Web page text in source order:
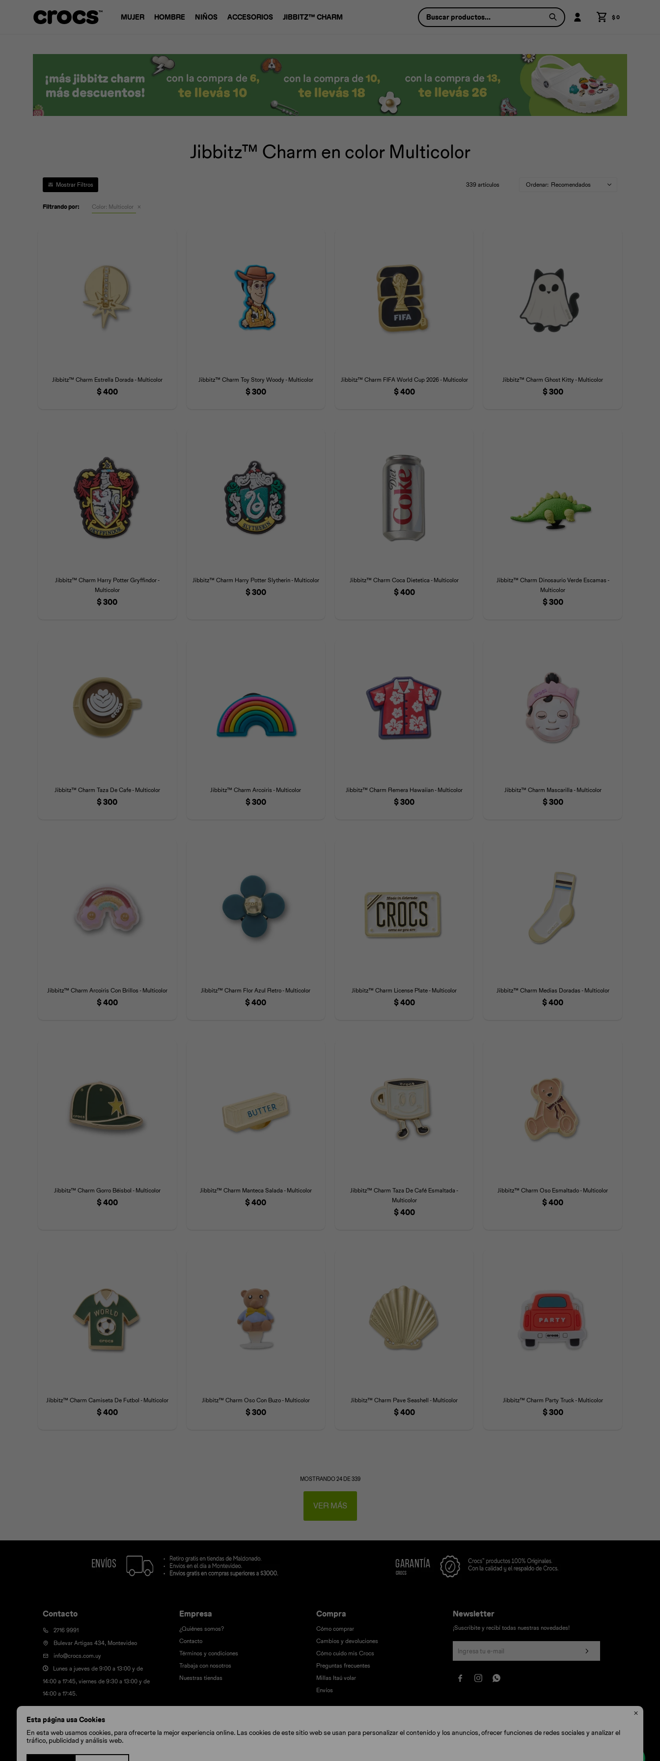

Esta página usa Cookies
En esta web usamos cookies, para ofrecerte la mejor experiencia online. Las cookies de este sitio web se usan para personalizar el contenido y los anuncios, ofrecer funciones de redes sociales y analizar el
tráfico, publicidad y análisis web.
MUJER HOMBRE NIÑOS ACCESORIOS JIBBITZ™ CHARM $0
Jibbitz™ Charm en color Multicolor
339 artículos Recomendados
Filtrando por: Color: Multicolor
Jibbitz™ Charm Estrella Dorada - Multicolor
$400
Jibbitz™ Charm Toy Story Woody - Multicolor
$300
Jibbitz™ Charm FIFA World Cup 2026 - Multicolor
$400
Jibbitz™ Charm Ghost Kitty - Multicolor
$300
Jibbitz™ Charm Harry Potter Gryffindor -
Multicolor
$300
Jibbitz™ Charm Harry Potter Slytherin - Multicolor
$300
Jibbitz™ Charm Coca Dietetica - Multicolor
$400
Jibbitz™ Charm Dinosaurio Verde Escamas -
Multicolor
$300
Jibbitz™ Charm Taza De Cafe - Multicolor
$300
Jibbitz™ Charm Arcoiris - Multicolor
$300
Jibbitz™ Charm Remera Hawaiian - Multicolor
$300
Jibbitz™ Charm Mascarilla - Multicolor
$300
Jibbitz™ Charm Arcoiris Con Brillos - Multicolor
$400
Jibbitz™ Charm Flor Azul Retro - Multicolor
$400
Jibbitz™ Charm License Plate - Multicolor
$400
Jibbitz™ Charm Medias Doradas - Multicolor
$400
Jibbitz™ Charm Gorro Béisbol - Multicolor
$400
Jibbitz™ Charm Manteca Salada - Multicolor
$400
Jibbitz™ Charm Taza De Café Esmaltada -
Multicolor
$400
Jibbitz™ Charm Oso Esmaltado - Multicolor
$400
Jibbitz™ Charm Camiseta De Futbol - Multicolor
$400
Jibbitz™ Charm Oso Con Buzo - Multicolor
$300
Jibbitz™ Charm Pave Seashell - Multicolor
$400
Jibbitz™ Charm Party Truck - Multicolor
$300
MOSTRANDO24DE339
VER MÁS
Contacto
2716 9991
Bulevar Artigas 434, Montevideo
info@crocs.com.uy
Lunes a jueves de 9:00 a 13:00 y de
14:00 a 17:45, viernes de 9:30 a 13:00 y de
14:00 a 17:45.
Empresa
¿Quiénes somos?
Contacto
Términos y condiciones
Trabaja con nosotros
Nuestras tiendas
Compra
Cómo comprar
Cambios y devoluciones
Cómo cuido mis Crocs
Preguntas frecuentes
Millas Itaú volar
Envíos
Newsletter
¡Suscribite y recibí todas nuestras novedades!
  